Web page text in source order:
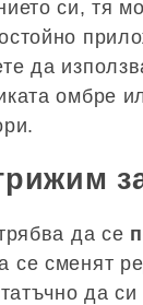
си, тя
да
омбре
да се
се сменят
да си